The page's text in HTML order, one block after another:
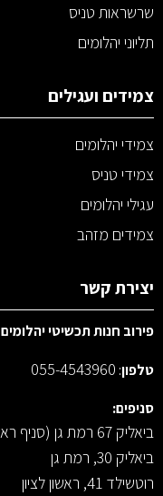
שרשראות טניס
תליוני יהלומים
צמידים ועגילים
צמידי יהלומים
צמידי טניס
עגילי יהלומים
צמידים מזהב
יצירת קשר
פירוב חנות תכשיטי יהלומים
טלפון:
055-4543960
סניפים:
ביאליק 67 רמת גן (סניף ראשי)
ביאליק 30, רמת גן
רוטשילד 41, ראשון לציון